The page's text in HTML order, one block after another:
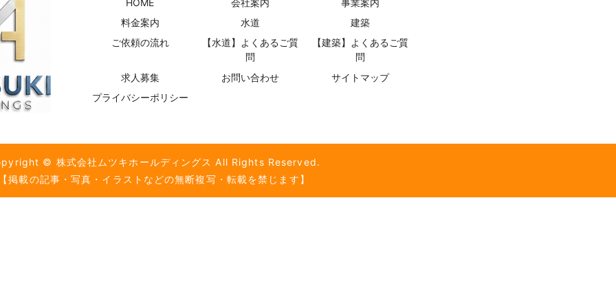
料金案内
水道
建築
ご依頼の流れ
【水道】よくあるご質
問
【建築】よくあるご質
問
求人募集
お問い合わせ
サイトマップ
プライバシーポリシー
© 株式会社ムツキホールディングス All Rights Reserved.
掲載の記事・写真・イラストなどの無断複写・転載を禁じます】